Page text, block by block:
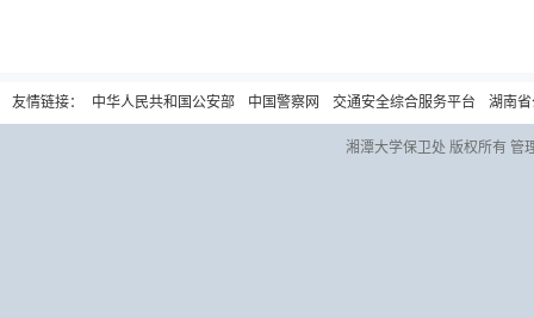
友情链接： 中华人民共和国公安部 中国警察网 交通安全综合服务平台 湖南
湘潭大学保卫处 版权所有 管